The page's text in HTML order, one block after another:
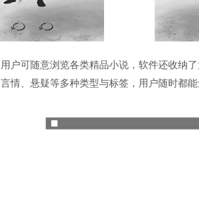
户可随意浏览各类精品小说，软件还收
情、悬疑等多种类型与标签，用户随时